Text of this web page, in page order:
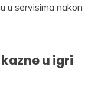
u servisima nakon
u igri